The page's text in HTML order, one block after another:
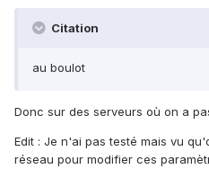
Citation
au boulot
Donc sur des serveurs où on a
Edit : Je n'ai pas testé mais vu
réseau pour modifier ces